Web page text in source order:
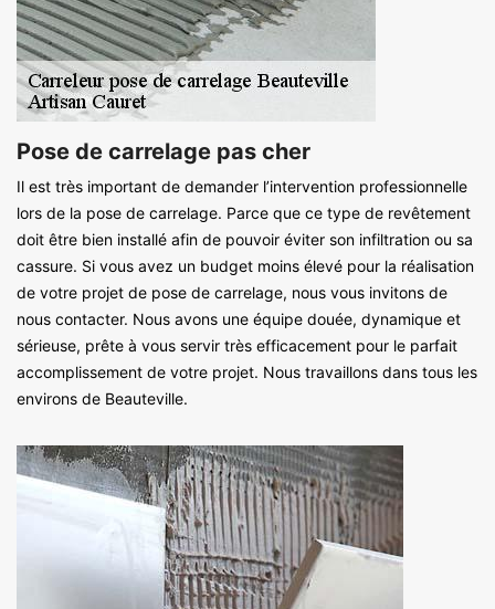
Pose de carrelage pas cher
Il est très important de demander l’intervention professionnelle
lors de la pose de carrelage. Parce que ce type de revêtement
doit être bien installé afin de pouvoir éviter son infiltration ou sa
cassure. Si vous avez un budget moins élevé pour la réalisation
de votre projet de pose de carrelage, nous vous invitons de
nous contacter. Nous avons une équipe douée, dynamique et
sérieuse, prête à vous servir très efficacement pour le parfait
accomplissement de votre projet. Nous travaillons dans tous les
environs de Beauteville.